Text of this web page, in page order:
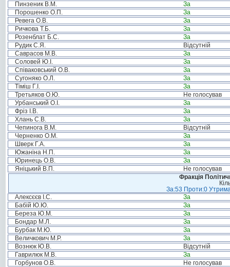
Пинзеник В.М.
За
Порошенко О.П.
За
Ревега О.В.
За
Ричкова Т.Б.
За
Розенблат Б.С.
За
Рудик С.Я.
Відсутній
Саврасов М.В.
За
Соловей Ю.І.
За
Співаковський О.В.
За
Сугоняко О.Л.
За
Тіміш Г.І.
За
Третьяков О.Ю.
Не голосував
Урбанський О.І.
За
Фріз І.В.
За
Хлань С.В.
За
Чепинога В.М.
Відсутній
Черненко О.М.
За
Шверк Г.А.
За
Южаніна Н.П.
За
Юринець О.В.
За
Яніцький В.П.
Не голосував
Фракція
За:53 Проти:0
Алексєєв І.С.
За
Бабій Ю.Ю.
За
Береза Ю.М.
За
Бондар М.Л.
За
Бурбак М.Ю.
За
Величкович М.Р.
За
Вознюк Ю.В.
Відсутній
Гаврилюк М.В.
За
Горбунов О.В.
Не голосував